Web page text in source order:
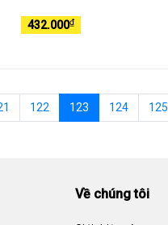
432.000₫
122 123 124 125
Về chúng tôi